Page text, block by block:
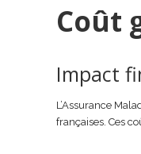
Coût
Impact
L’Assurance
françaises. Ces